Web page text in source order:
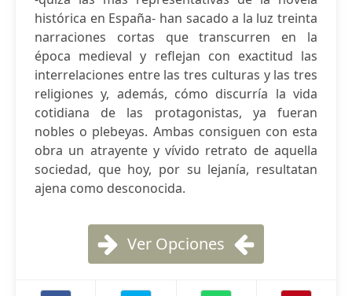
histórica en España- han sacado a la luz treinta
narraciones cortas que transcurren en la
época medieval y reflejan con exactitud las
interrelaciones entre las tres culturas y las tres
religiones y, además, cómo discurría la vida
cotidiana de las protagonistas, ya fueran
nobles o plebeyas. Ambas consiguen con esta
obra un atrayente y vívido retrato de aquella
sociedad, que hoy, por su lejanía, resultatan
ajena como desconocida.
Ver Opciones